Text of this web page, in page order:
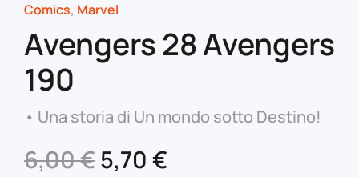
Comics, Marvel
Avengers 28 Avengers
190
• Una storia di Un mondo sotto Destino!
6,00€Il
5,70 €